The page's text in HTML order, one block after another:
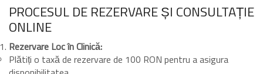
PROCESUL DE REZERVARE ȘI CONSULTAȚIE
ONLINE
Rezervare Loc în Clinică:
Plătiți o taxă de rezervare de 100 RON pentru a asigura